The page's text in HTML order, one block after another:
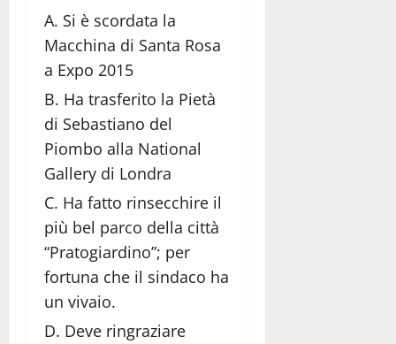
Si è scordata la
Macchina di Santa Rosa
a Expo 2015
Ha trasferito la Pietà
di Sebastiano del
Piombo alla National
Gallery di Londra
Ha fatto rinsecchire il
più bel parco della città
“Pratogiardino”; per
fortuna che il sindaco ha
un vivaio.
Deve ringraziare